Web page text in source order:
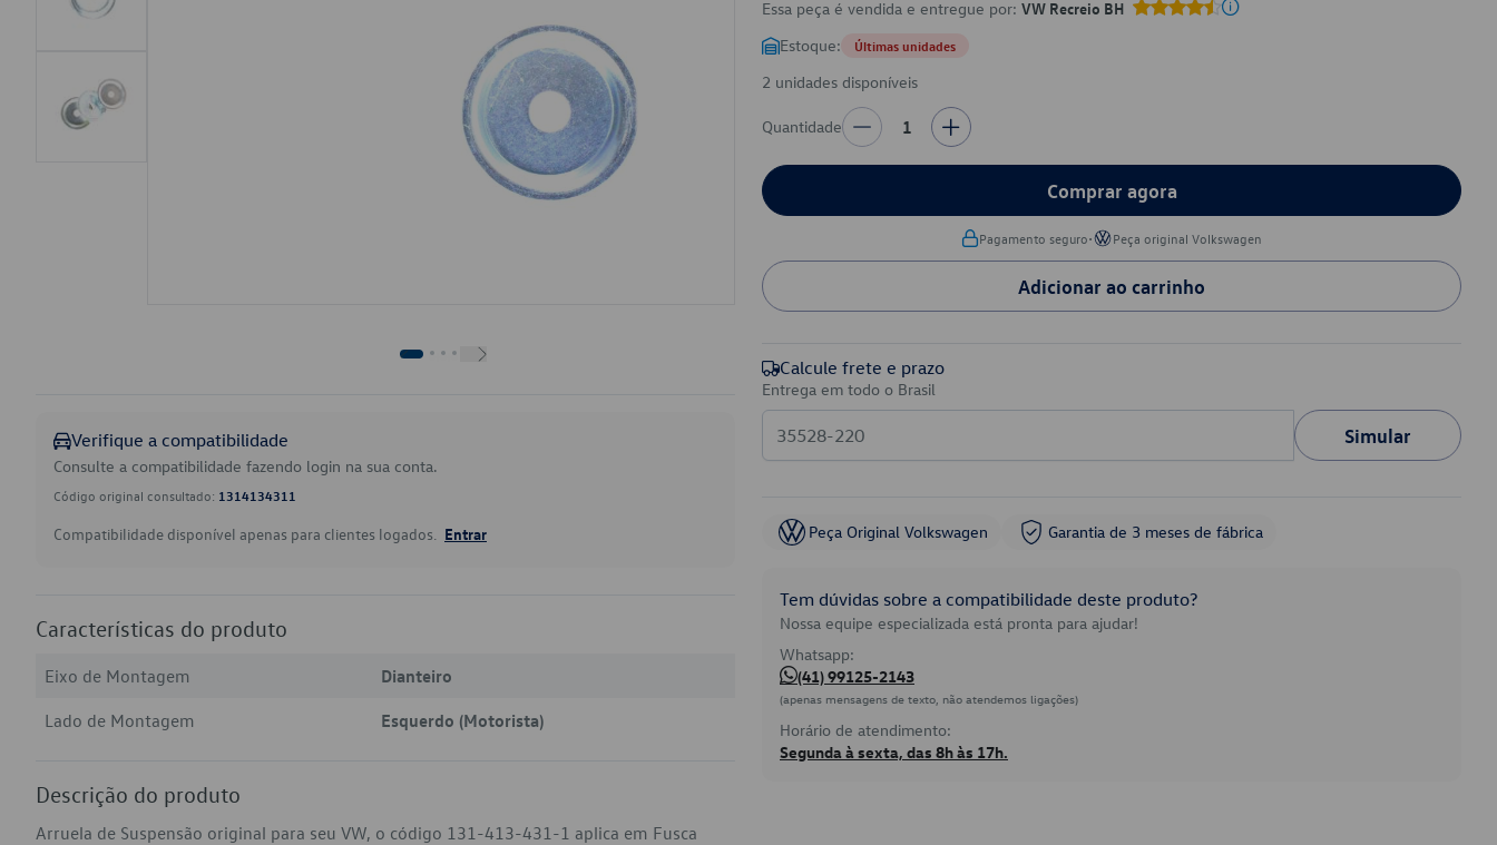
Verifique a compatibilidade
Consulte a compatibilidade fazendo login na sua conta.
Código original consultado: 1314134311
Compatibilidade disponível apenas para clientes logados. Entrar
Características do produto
Eixo de Montagem
Dianteiro
Lado de Montagem
Esquerdo (Motorista)
Descrição do produto
Arruela de Suspensão original para seu VW, o código 131-413-431-1 aplica em Fusca
Essa peça é vendida e entregue por: VW Recreio BH
Estoque: Últimas unidades
2 unidades disponíveis
Quantidade 1
Comprar agora
Pagamento seguro• Peça original Volkswagen
Adicionar ao carrinho
Calcule frete e prazo
Entrega em todo o Brasil
Simular
Peça Original Volkswagen Garantia de 3 meses de fábrica
Tem dúvidas sobre a compatibilidade deste produto?
Nossa equipe especializada está pronta para ajudar!
Whatsapp:
(41) 99125-2143
(apenas mensagens de texto, não atendemos ligações)
Horário de atendimento:
Segunda à sexta, das 8h às 17h.